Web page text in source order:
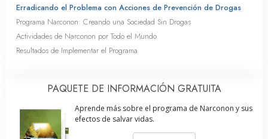
Erradicando el Problema con Acciones de Prevención de Drogas
Programa Narconon: Creando una Sociedad Sin Drogas
Actividades de Narconon por Todo el Mundo
Resultados de Implementar el Programa
PAQUETE DE INFORMACIÓN GRATUITA
Aprende más sobre el programa de Narconon y sus
efectos de salvar vidas.